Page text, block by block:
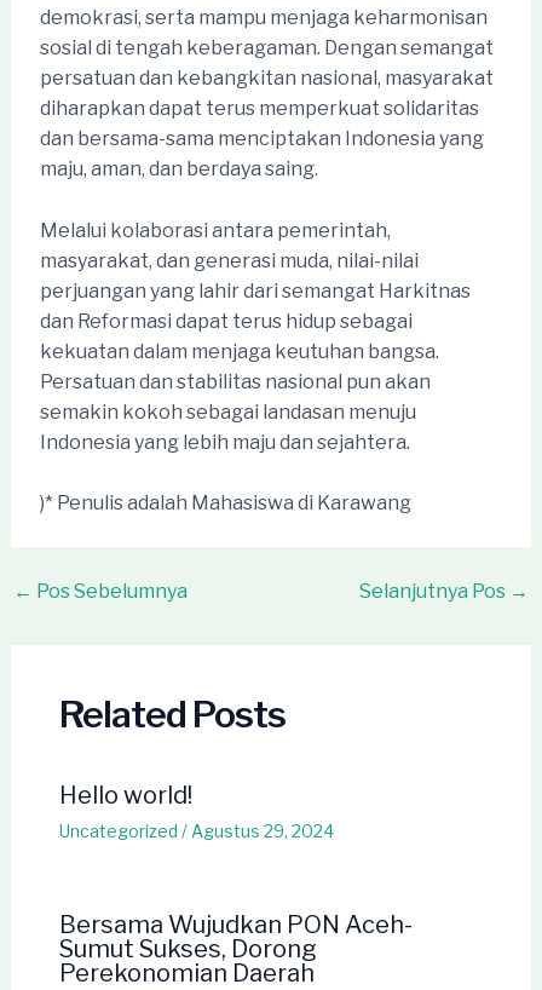
demokrasi, serta mampu menjaga keharmonisan
sosial di tengah keberagaman. Dengan semangat
persatuan dan kebangkitan nasional, masyarakat
diharapkan dapat terus memperkuat solidaritas
dan bersama-sama menciptakan Indonesia yang
maju, aman, dan berdaya saing.
Melalui kolaborasi antara pemerintah,
masyarakat, dan generasi muda, nilai-nilai
perjuangan yang lahir dari semangat Harkitnas
dan Reformasi dapat terus hidup sebagai
kekuatan dalam menjaga keutuhan bangsa.
Persatuan dan stabilitas nasional pun akan
semakin kokoh sebagai landasan menuju
Indonesia yang lebih maju dan sejahtera.
)* Penulis adalah Mahasiswa di Karawang
Post
← Pos Sebelumnya Selanjutnya Pos →
Related Posts
Hello world!
Uncategorized / Agustus 29, 2024
Bersama Wujudkan PON Aceh-
Sumut Sukses, Dorong
Perekonomian Daerah